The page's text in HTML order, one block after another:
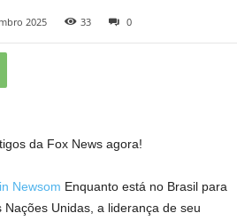
2025 33 0
da Fox News agora!
Newsom Enquanto está no Brasil para
Unidas, a liderança de seu